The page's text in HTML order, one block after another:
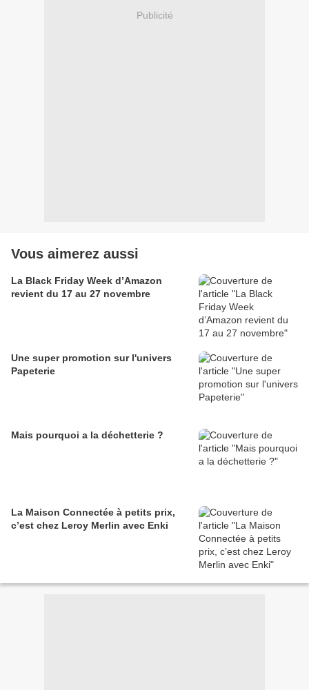
Publicité
Vous aimerez aussi
La Black Friday Week d’Amazon
revient du 17 au 27 novembre
Une super promotion sur l'univers
Papeterie
Mais pourquoi a la déchetterie ?
La Maison Connectée à petits prix,
c’est chez Leroy Merlin avec Enki